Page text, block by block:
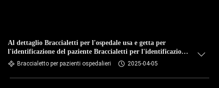
Al dettaglio Braccialetti per l'ospedale usa e getta per
l'identificazione del paziente Braccialetti per l'identificazione
del paziente stampati con carta a getto d'inchiostro sensibile
alla temperatura
Braccialetto per pazienti ospedalieri 2025-04-05